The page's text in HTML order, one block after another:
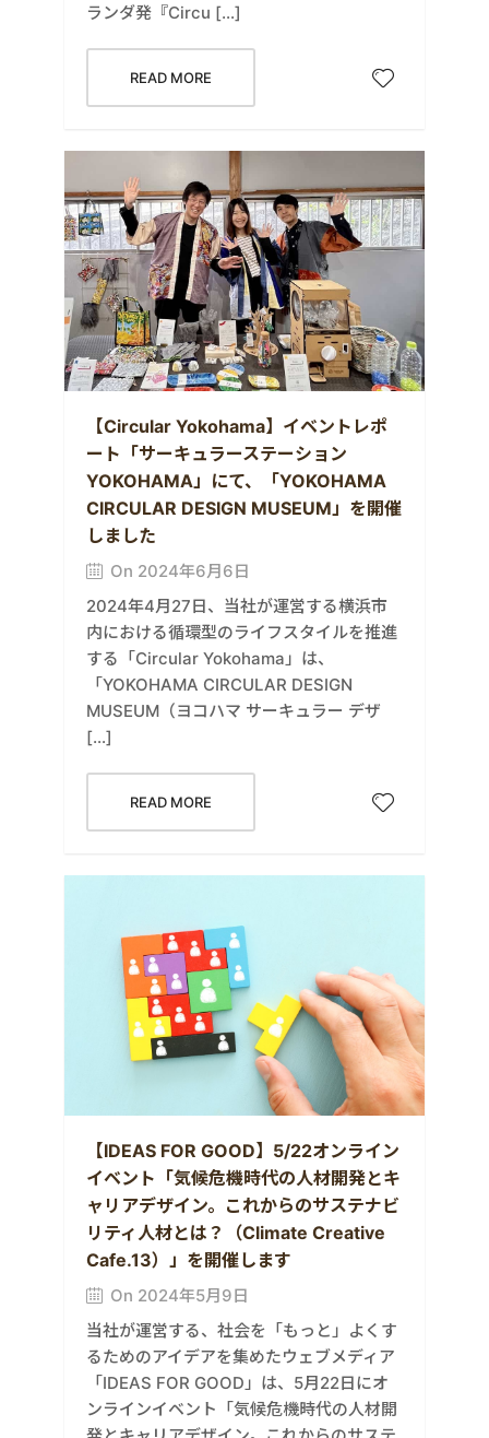
ランダ発『Circu […]
READ MORE
【Circular Yokohama】イベントレポ
ート「サーキュラーステーション
YOKOHAMA」にて、「YOKOHAMA
CIRCULAR DESIGN MUSEUM」を開催
しました
On 2024年6月6日
2024年4月27日、当社が運営する横浜市
内における循環型のライフスタイルを推進
する「Circular Yokohama」は、
「YOKOHAMA CIRCULAR DESIGN
MUSEUM（ヨコハマ サーキュラー デザ
[…]
READ MORE
【IDEAS FOR GOOD】5/22オンライン
イベント「気候危機時代の人材開発とキ
ャリアデザイン。これからのサステナビ
リティ人材とは？（Climate Creative
Cafe.13）」を開催します
On 2024年5月9日
当社が運営する、社会を「もっと」よくす
るためのアイデアを集めたウェブメディア
「IDEAS FOR GOOD」は、5月22日にオ
ンラインイベント「気候危機時代の人材開